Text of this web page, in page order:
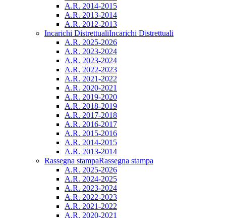
A.R. 2014-2015
A.R. 2013-2014
A.R. 2012-2013
Incarichi DistrettualiIncarichi Distrettuali
A.R. 2025-2026
A.R. 2023-2024
A.R. 2023-2024
A.R. 2022-2023
A.R. 2021-2022
A.R. 2020-2021
A.R. 2019-2020
A.R. 2018-2019
A.R. 2017-2018
A.R. 2016-2017
A.R. 2015-2016
A.R. 2014-2015
A.R. 2013-2014
Rassegna stampaRassegna stampa
A.R. 2025-2026
A.R. 2024-2025
A.R. 2023-2024
A.R. 2022-2023
A.R. 2021-2022
A.R. 2020-2021